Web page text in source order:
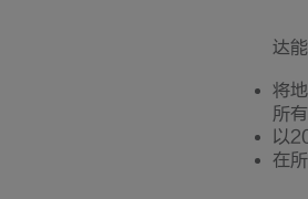
达
将
所
以
在